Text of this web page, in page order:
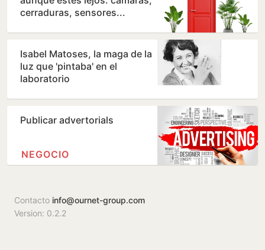
cerraduras, sensores...
Isabel Matoses, la maga de la
luz que 'pintaba' en el
laboratorio
Publicar advertorials
NEGOCIO
Contacto info@ournet-group.com
Version: 0.2.2